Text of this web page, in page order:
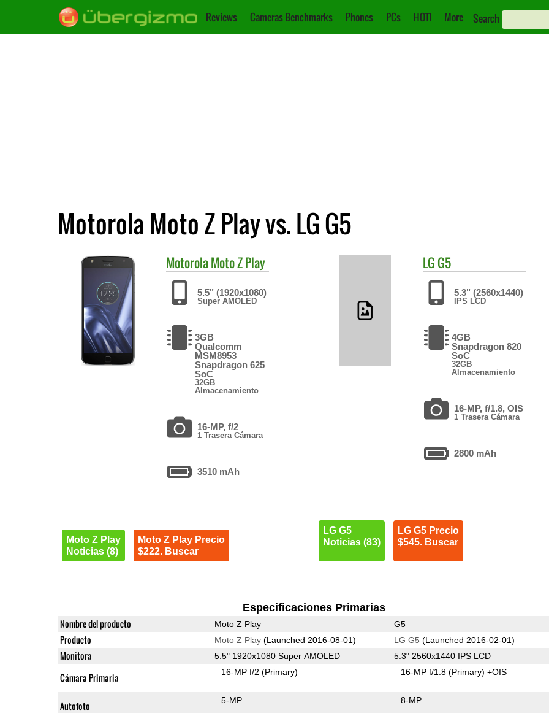
Reviews Cameras Benchmarks Phones PCs HOT! More Search
Motorola Moto Z Play vs. LG G5
MotorolaMoto Z Play
5.5" (1920x1080)
Super AMOLED
3GB
Qualcomm
MSM8953
Snapdragon 625
SoC
32GB
Almacenamiento
16-MP, f/2
1 Trasera Cámara
3510 mAh
Moto Z Play
Noticias (8)
Moto Z Play Precio
$222. Buscar
LG G5
5.3" (2560x1440)
IPS LCD
4GB
Snapdragon 820
SoC
32GB
Almacenamiento
16-MP, f/1.8, OIS
1 Trasera Cámara
2800 mAh
LG G5
Noticias (83)
LG G5 Precio
$545. Buscar
Especificaciones Primarias
Nombre del producto Moto Z Play G5
Producto Moto Z Play(Launched 2016-08-01) LG G5 (Launched 2016-02-01)
Monitora 5.5" 1920x1080 Super AMOLED 5.3" 2560x1440 IPS LCD
Cámara Primaria 16-MP f/2(Primary) 16-MP f/1.8(Primary) +OIS
Autofoto 5-MP 8-MP